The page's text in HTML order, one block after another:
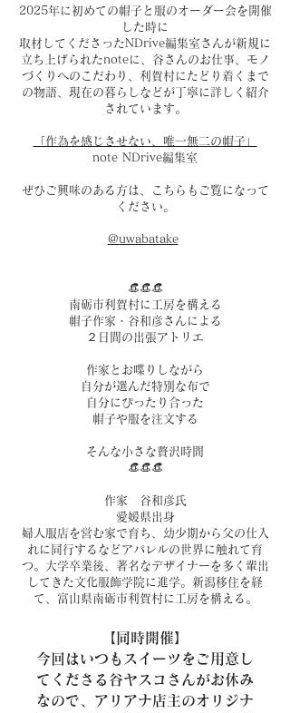
2025年に初めての帽子と服のオーダー会を開催
した時に
取材してくださったNDrive編集室さんが新規に
立ち上げられたnoteに、谷さんのお仕事、モノ
づくりへのこだわり、利賀村にたどり着くまで
の物語、現在の暮らしなどが丁寧に詳しく紹介
されています。
「作為を感じさせない、唯一無二の帽子」
note NDrive編集室
ぜひご興味のある方は、こちらもご覧になって
ください。​
@uwabatake
​👒👒👒
南砺市利賀村に工房を構える
帽子作家・谷和彦さんによる
２日間の出張アトリエ
作家とお喋りしながら
自分が選んだ特別な布で
自分にぴったり合った
帽子や服を注文する
そんな小さな贅沢時間​​​​
👒👒👒
作家 谷和彦氏
愛媛県出身
婦人服店を営む家で育ち、幼少期から父の仕入
れに同行するなどアパレルの世界に触れて育
つ。大学卒業後、著名なデザイナーを多く輩出
してきた文化服飾学院に進学。新潟移住を経
て、富山県南砺市利賀村に工房を構える。
【同時開催】
今回はいつもスイーツをご用意し
てくださる谷ヤスコさんがお休み
なので、アリアナ店主のオリジナ